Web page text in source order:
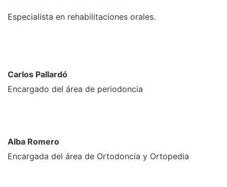
Especialista en rehabilitaciones orales.
Carlos Pallardó
Encargado del área de periodoncia
Alba Romero
Encargada del área de Ortodoncia y Ortopedia